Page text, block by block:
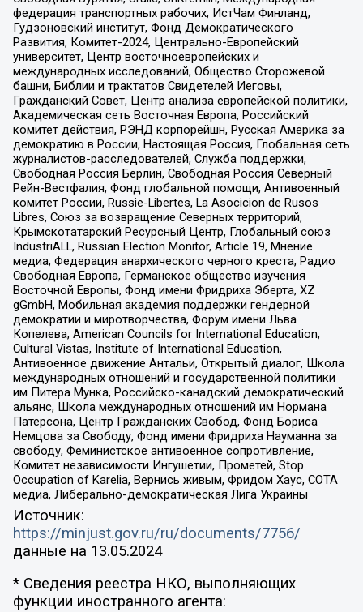
федерация транспортных рабочих, ИстЧам Финланд,
Гудзоновский институт, Фонд Демократического
Развития, Комитет-2024, Центрально-Европейский
университет, Центр восточноевропейских и
международных исследований, Общество Сторожевой
башни, Библии и трактатов Свидетелей Иеговы,
Гражданский Совет, Центр анализа европейской политики,
Академическая сеть Восточная Европа, Российский
комитет действия, РЭНД корпорейшн, Русская Америка за
демократию в России, Настоящая Россия, Глобальная сеть
журналистов-расследователей, Служба поддержки,
Свободная Россия Берлин, Свободная Россия Северный
Рейн-Вестфалия, Фонд глобальной помощи, Антивоенный
комитет России, Russie-Libertes, La Asocicion de Rusos
Libres, Союз за возвращение Северных территорий,
Крымскотатарский Ресурсный Центр, Глобальный союз
IndustriALL, Russian Election Monitor, Article 19, Мнение
медиа, Федерация анархического черного креста, Радио
Свободная Европа, Германское общество изучения
Восточной Европы, Фонд имени Фридриха Эберта, XZ
gGmbH, Мобильная академия поддержки гендерной
демократии и миротворчества, Форум имени Льва
Копелева, American Councils for International Education,
Cultural Vistas, Institute of International Education,
Антивоенное движение Антальи, Открытый диалог, Школа
международных отношений и государственной политики
им Питера Мунка, Российско-канадский демократический
альянс, Школа международных отношений им Нормана
Патерсона, Центр Гражданских Свобод, Фонд Бориса
Немцова за Свободу, Фонд имени Фридриха Науманна за
свободу, Феминистское антивоенное сопротивление,
Комитет независимости Ингушетии, Прометей, Stop
Occupation of Karelia, Вернись живым, Фридом Хаус, СОТА
медиа, Либерально-демократическая Лига Украины
Источник:
https://minjust.gov.ru/ru/documents/7756/
данные на 13.05.2024
* Сведения реестра НКО, выполняющих
функции иностранного агента: